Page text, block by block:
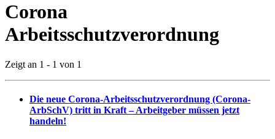
Corona
Arbeitsschutzverordnung
Zeigt an 1 - 1 von 1
Die neue Corona-Arbeitsschutzverordnung (Corona-
ArbSchV) tritt in Kraft – Arbeitgeber müssen jetzt
handeln!